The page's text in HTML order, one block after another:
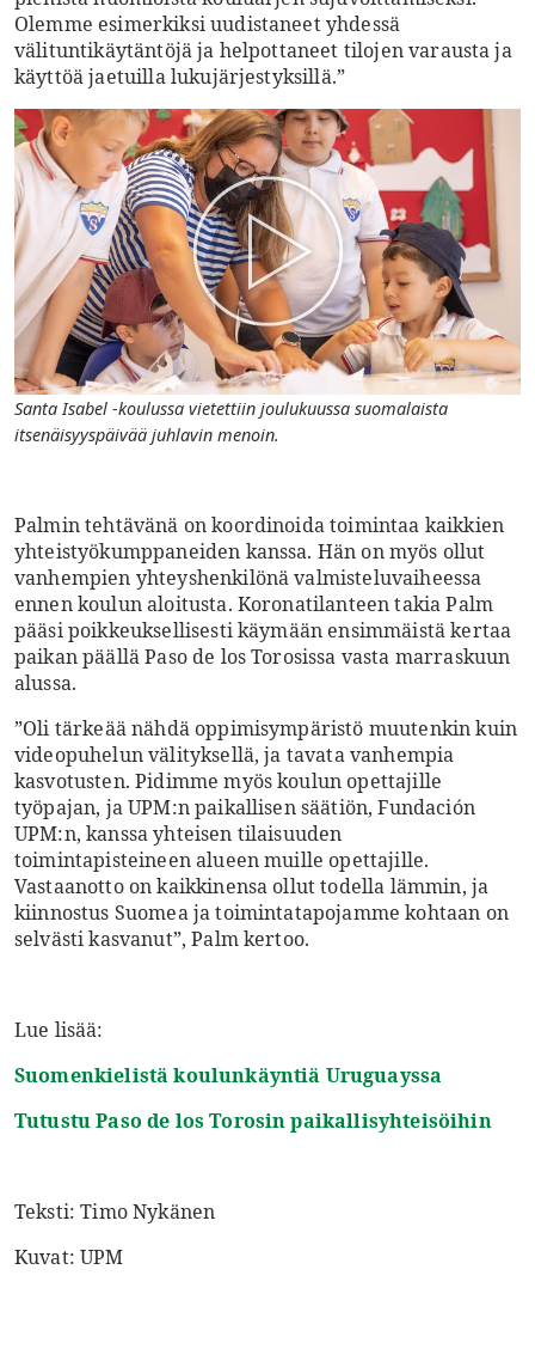
Olemme esimerkiksi uudistaneet yhdessä
välituntikäytäntöjä ja helpottaneet tilojen varausta ja
käyttöä jaetuilla lukujärjestyksillä.”
Santa Isabel -koulussa vietettiin joulukuussa suomalaista
itsenäisyyspäivää juhlavin menoin.
Palmin tehtävänä on koordinoida toimintaa kaikkien
yhteistyökumppaneiden kanssa. Hän on myös ollut
vanhempien yhteyshenkilönä valmisteluvaiheessa
ennen koulun aloitusta. Koronatilanteen takia Palm
pääsi poikkeuksellisesti käymään ensimmäistä kertaa
paikan päällä Paso de los Torosissa vasta marraskuun
alussa.
”Oli tärkeää nähdä oppimisympäristö muutenkin kuin
videopuhelun välityksellä, ja tavata vanhempia
kasvotusten. Pidimme myös koulun opettajille
työpajan, ja UPM:n paikallisen säätiön, Fundación
UPM:n, kanssa yhteisen tilaisuuden
toimintapisteineen alueen muille opettajille.
Vastaanotto on kaikkinensa ollut todella lämmin, ja
kiinnostus Suomea ja toimintatapojamme kohtaan on
selvästi kasvanut”, Palm kertoo.
Lue lisää:
Suomenkielistä koulunkäyntiä Uruguayssa
Tutustu Paso de los Torosin paikallisyhteisöihin
Teksti: Timo Nykänen
Kuvat: UPM